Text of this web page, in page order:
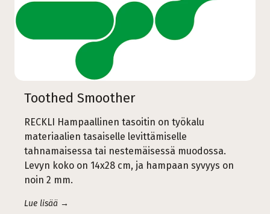
Toothed Smoother
RECKLI Hampaallinen tasoitin on työkalu
materiaalien tasaiselle levittämiselle
tahnamaisessa tai nestemäisessä muodossa.
Levyn koko on 14x28 cm, ja hampaan syvyys on
noin 2 mm.
Lue lisää →